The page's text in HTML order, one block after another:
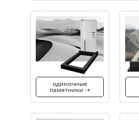
одиночные
памятники ⇢